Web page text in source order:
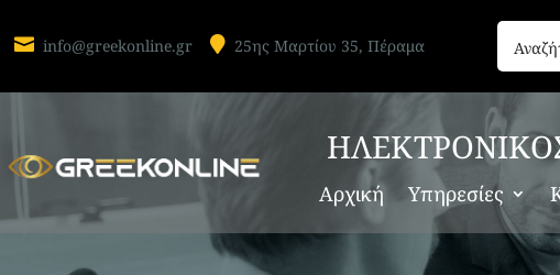
 info@greekonline.gr  25ης Μαρτίου 35, Πέραμα
Αρχική Υπηρεσίες